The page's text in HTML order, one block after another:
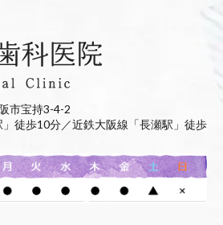
市宝持3-4-2
徒歩10分／近鉄大阪線「長瀬駅」徒歩